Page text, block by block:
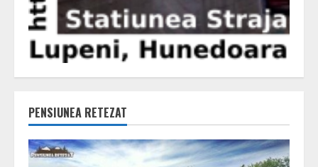
PENSIUNEA RETEZAT